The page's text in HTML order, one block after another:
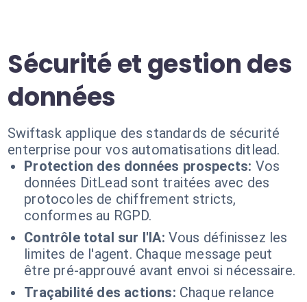
Sécurité et gestion des
données
Swiftask applique des standards de sécurité
enterprise pour vos automatisations ditlead.
Protection des données prospects: Vos
données DitLead sont traitées avec des
protocoles de chiffrement stricts,
conformes au RGPD.
Contrôle total sur l'IA: Vous définissez les
limites de l'agent. Chaque message peut
être pré-approuvé avant envoi si nécessaire.
Traçabilité des actions: Chaque relance